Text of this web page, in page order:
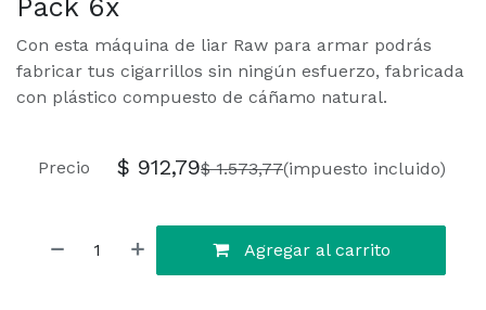
Pack 6x
Con esta máquina de liar Raw para armar podrás
fabricar tus cigarrillos sin ningún esfuerzo, fabricada
con plástico compuesto de cáñamo natural.
Agregar al carrito
Precio $ 912,79$1.573,77(impuesto incluido)